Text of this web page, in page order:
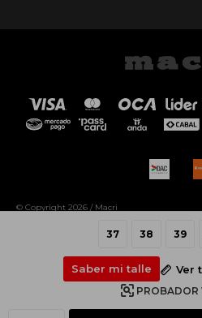
37 38 39
Saber mi talle Ver
PROBADOR
© Copyright 2026 / Macri